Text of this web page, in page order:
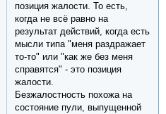
позиция жалости. То есть,
когда не всё равно на
результат действий, когда есть
мысли типа "меня раздражает
то-то" или "как же без меня
справятся" - это позиция
жалости.
Безжалостность похожа на
состояние пули, выпущенной